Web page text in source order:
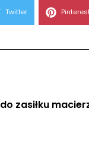
Share
Twitter Share
zasiłku